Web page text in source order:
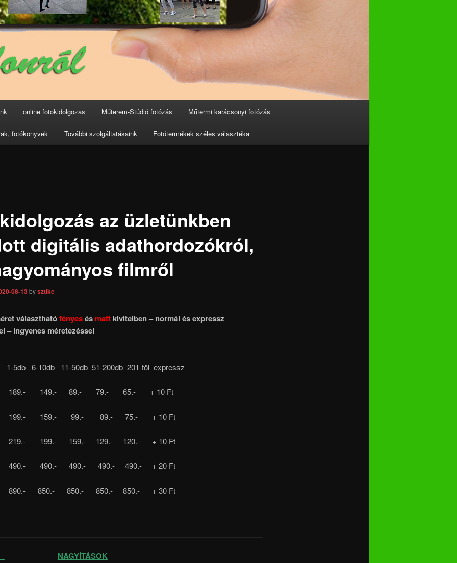
online fotokidolgozas Műterem-Stúdió fotózás Műtermi karácsonyi fotózás
fotókönyvek További szolgáltatásaink Fotótermékek széles választéka
az üzletünkben
digitális adathordozókról,
filmről
08-13bysztike
választhatófényesésmatt kivitelben – normál és expressz
– ingyenes méretezéssel
1-5db 6-10db 11-50db 51-200db 201-től expressz
149.- 89.- 79.- 65.- + 10 Ft
199.- 159.- 99.- 89.- 75.- + 10 Ft
199.- 159.- 129.- 120.- + 10 Ft
490.- 490.- 490.- 490.- + 20 Ft
850.- 850.- 850.- 850.- + 30 Ft
NAGYÍTÁSOK